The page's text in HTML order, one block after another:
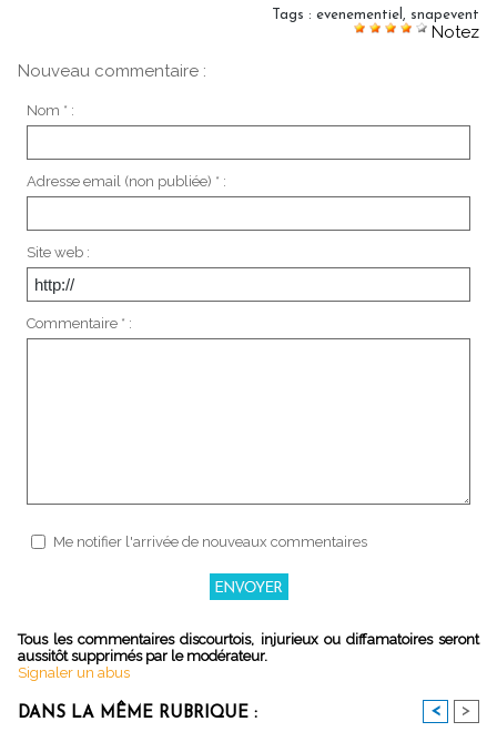
Tags : evenementiel , snapevent
Notez
Nouveau commentaire :
Nom * :
Adresse email (non publiée) * :
Site web :
Commentaire * :
Me notifier l'arrivée de nouveaux commentaires
Tous les commentaires discourtois, injurieux ou diffamatoires seront
aussitôt supprimés par le modérateur.
Signaler un abus
DANS LA MÊME RUBRIQUE : < >